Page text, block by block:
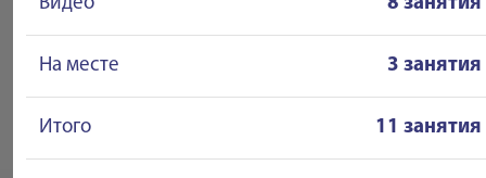
На месте 3 занятия
Итого 11 занятия